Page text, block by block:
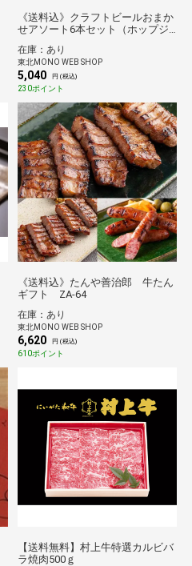
《送料込》クラフトビールおまか
せアソート6本セット（ホップジ
在庫：あり
東北MONO WEB SHOP
5,040 円 (税込)
230ポイント
《送料込》たんや善治郎 牛たん
ギフト ZA-64
在庫：あり
東北MONO WEB SHOP
6,620 円 (税込)
610ポイント
【送料無料】村上牛特選カルビバ
ラ焼肉500ｇ